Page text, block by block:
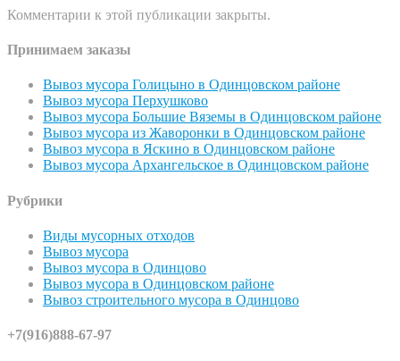
Комментарии к этой публикации закрыты.
Принимаем заказы
Вывоз мусора Голицыно в Одинцовском районе
Вывоз мусора Перхушково
Вывоз мусора Большие Вяземы в Одинцовском районе
Вывоз мусора из Жаворонки в Одинцовском районе
Вывоз мусора в Яскино в Одинцовском районе
Вывоз мусора Архангельское в Одинцовском районе
Рубрики
Виды мусорных отходов
Вывоз мусора
Вывоз мусора в Одинцово
Вывоз мусора в Одинцовском районе
Вывоз строительного мусора в Одинцово
+7(916)888-67-97